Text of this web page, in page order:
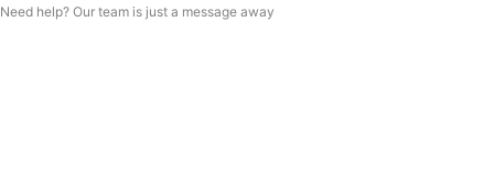
Need help? Our team is just a message away